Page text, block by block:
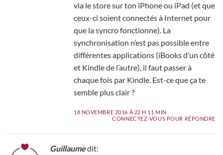
via le store sur ton iPhone ou iPad (et que
ceux-ci soient connectés à Internet pour
que la syncro fonctionne). La
synchronisation n’est pas possible entre
différentes applications (iBooks d’un côté
et Kindle de l’autre), il faut passer à
chaque fois par Kindle. Est-ce que ça te
semble plus clair ?
18 NOVEMBRE 2016 À 22 H 11 MIN
CONNECTEZ-VOUS POUR RÉPONDRE
Guillaumedit: